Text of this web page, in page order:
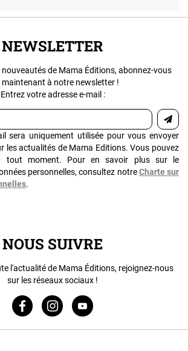
NEWSLETTER
de Mama Éditions, abonnez-vous
maintenant à notre newsletter !
Entrez votre adresse e-mail :
sera uniquement utilisée pour vous envoyer
les actualités de Mama Editions. Vous pouvez
tout moment. Pour en savoir plus sur le
personnelles, consultez notre Charte sur
.
NOUS SUIVRE
l'actualité de Mama Éditions, rejoignez-nous
sur les réseaux sociaux !